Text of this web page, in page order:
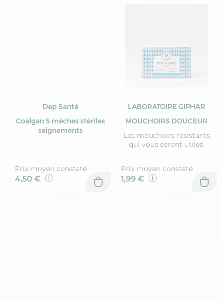
Dep Santé
Coalgan 5 mèches stériles
saignements
Prix moyen constaté
4,50 €
LABORATOIRE GIPHAR
MOUCHOIRS DOUCEUR
Les mouchoirs résistants
qui vous seront utiles.
Prix moyen constaté
1,99 €